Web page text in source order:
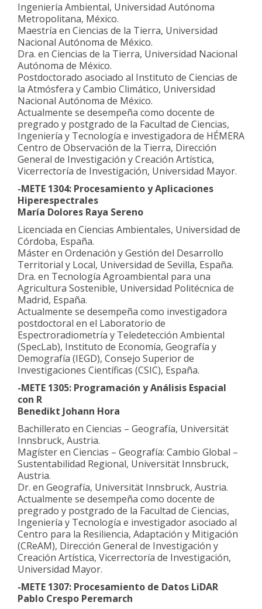
Ingeniería Ambiental, Universidad Autónoma
Metropolitana, México.
Maestría en Ciencias de la Tierra, Universidad
Nacional Autónoma de México.
Dra. en Ciencias de la Tierra, Universidad Nacional
Autónoma de México.
Postdoctorado asociado al Instituto de Ciencias de
la Atmósfera y Cambio Climático, Universidad
Nacional Autónoma de México.
Actualmente se desempeña como docente de
pregrado y postgrado de la Facultad de Ciencias,
Ingeniería y Tecnología e investigadora de HÉMERA
Centro de Observación de la Tierra, Dirección
General de Investigación y Creación Artística,
Vicerrectoría de Investigación, Universidad Mayor.
-METE 1304: Procesamiento y Aplicaciones
Hiperespectrales
María Dolores Raya Sereno
Licenciada en Ciencias Ambientales, Universidad de
Córdoba, España.
Máster en Ordenación y Gestión del Desarrollo
Territorial y Local, Universidad de Sevilla, España.
Dra. en Tecnología Agroambiental para una
Agricultura Sostenible, Universidad Politécnica de
Madrid, España.
Actualmente se desempeña como investigadora
postdoctoral en el Laboratorio de
Espectroradiometría y Teledetección Ambiental
(SpecLab), Instituto de Economía, Geografía y
Demografía (IEGD), Consejo Superior de
Investigaciones Científicas (CSIC), España.
-METE 1305: Programación y Análisis Espacial
con R
Benedikt Johann Hora
Bachillerato en Ciencias – Geografía, Universität
Innsbruck, Austria.
Magíster en Ciencias – Geografía: Cambio Global –
Sustentabilidad Regional, Universität Innsbruck,
Austria.
Dr. en Geografía, Universität Innsbruck, Austria.
Actualmente se desempeña como docente de
pregrado y postgrado de la Facultad de Ciencias,
Ingeniería y Tecnología e investigador asociado al
Centro para la Resiliencia, Adaptación y Mitigación
(CReAM), Dirección General de Investigación y
Creación Artística, Vicerrectoría de Investigación,
Universidad Mayor.
-METE 1307: Procesamiento de Datos LiDAR
Pablo Crespo Peremarch